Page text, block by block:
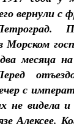
вернули
Морском
месяца
с
не видела
Алексее.